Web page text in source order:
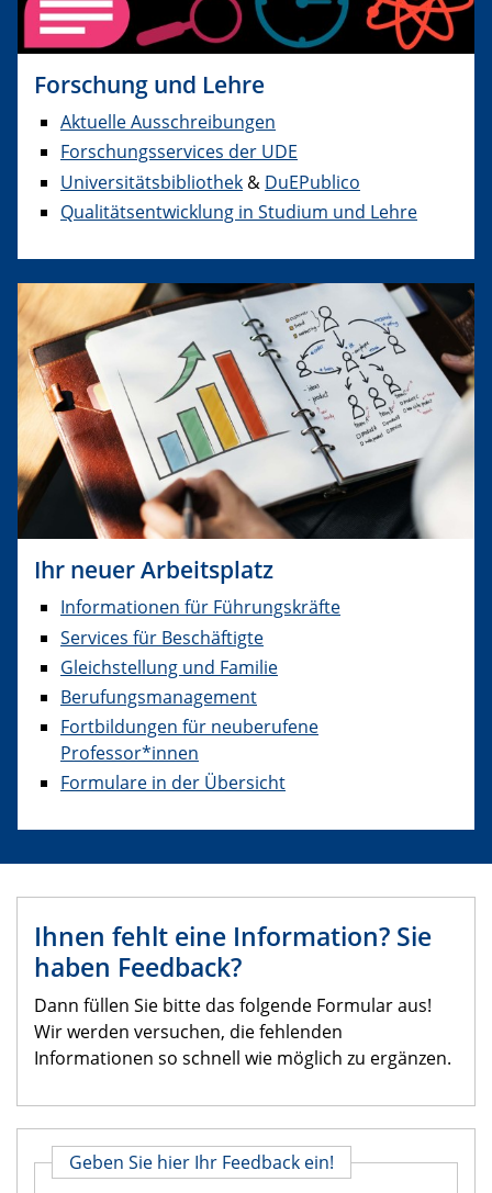
Forschung und Lehre
Aktuelle Ausschreibungen
Forschungsservices der UDE
Universitätsbibliothek & DuEPublico
Qualitätsentwicklung in Studium und Lehre
Ihr neuer Arbeitsplatz
Informationen für Führungskräfte
Services für Beschäftigte
Gleichstellung und Familie
Berufungsmanagement
Fortbildungen für neuberufene
Professor*innen
Formulare in der Übersicht
Ihnen fehlt eine Information? Sie
haben Feedback?
Dann füllen Sie bitte das folgende Formular aus!
Wir werden versuchen, die fehlenden
Informationen so schnell wie möglich zu ergänzen.
Geben Sie hier Ihr Feedback ein!